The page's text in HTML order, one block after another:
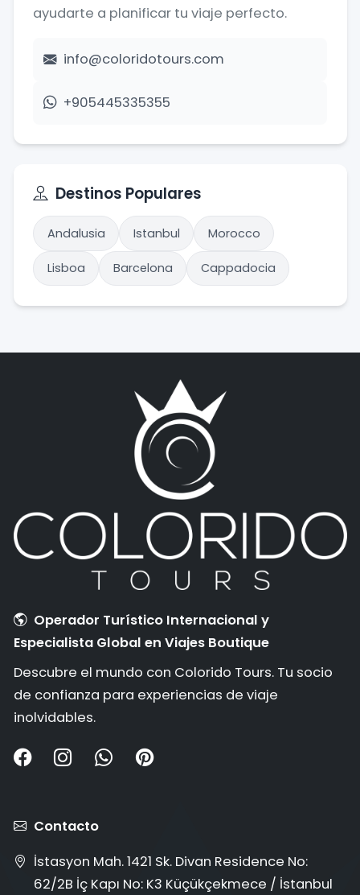
ayudarte a planificar tu viaje perfecto.
info@coloridotours.com
+905445335355
Destinos Populares
Andalusia Istanbul Morocco
Lisboa Barcelona Cappadocia
Operador Turístico Internacional y
Especialista Global en Viajes Boutique
Descubre el mundo con Colorido Tours. Tu socio
de confianza para experiencias de viaje
inolvidables.
Contacto
İstasyon Mah. 1421 Sk. Divan Residence No:
62/2B İç Kapı No: K3 Küçükçekmece / İstanbul